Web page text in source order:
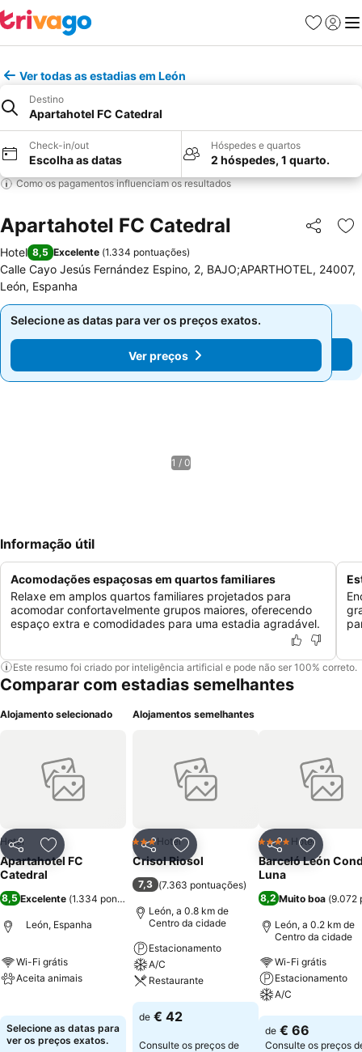
Favoritos
Iniciar
Ver todas as estadias em León
Destino
Apartahotel FC Catedral
Check-in/out
Escolha as datas
Hóspedes e quartos
2 hóspedes, 1 quarto.
Como os pagamentos influenciam os resultados
Apartahotel FC Catedral Partilhar
Hotel 8,5 Excelente (1.334 pontuações)
Calle Cayo Jesús Fernández Espino, 2, BAJO;APARTHOTEL, 24007,
León, Espanha
Selecione as datas para ver os preços exatos.
Ver preços
Selecione as datas para ver os preços exatos.
Ver preços
1 / 0
Informação útil
Acomodações espaçosas em quartos familiares
Relaxe em amplos quartos familiares projetados para
acomodar confortavelmente grupos maiores, oferecendo
espaço extra e comodidades para uma estadia agradável.
Este resumo foi criado por inteligência artificial e pode não ser 100% correto.
Comparar com estadias semelhantes
Alojamento selecionado
PartilharAdicionar aos favoritos
Hotel
Apartahotel FC
Catedral
8,5 Excelente (1.334 pontuações
León, Espanha
Wi-Fi grátis
Aceita animais
Selecione as datas para
ver os preços exatos.
Alojamentos semelhantes
PartilharAdicionar aos favoritos
3 Estrelas
Hotel
Crisol Riosol
7,3 (7.363 pontuações)
León, a 0.8 km de
Centro da cidade
Estacionamento
A/C
Restaurante
Ver preços
de € 42
Consulte os preços de
Partilhar
4 EstrelasHotel
Barceló León
Luna
8,2 Muito boa (9.072
León, a 0.2 km de
Centro da cidade
Wi-Fi grátis
Estacionamento
A/C
Ver preços
de € 66
Consulte os preços